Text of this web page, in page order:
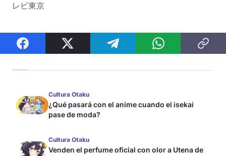
レビ東京
Cultura Otaku
¿Qué pasará con el anime cuando el isekai
pase de moda?
Cultura Otaku
Venden el perfume oficial con olor a Utena de